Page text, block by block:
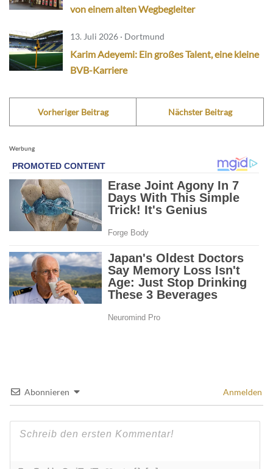
von einem alten Wegbegleiter
13. Juli 2026 · Dortmund
Karim Adeyemi: Ein großes Talent, eine kleine
BVB-Karriere
Vorheriger Beitrag Nächster Beitrag
Werbung
Abonnieren Anmelden